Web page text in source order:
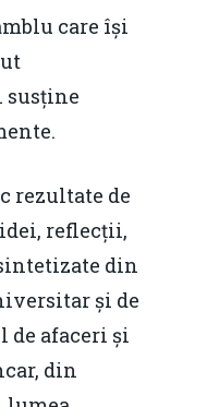
care își
susține
rezultate de
reflecții,
din
și de
de afaceri și
din